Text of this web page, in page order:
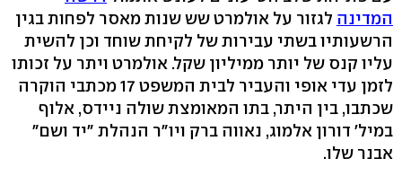
המדינה לגזור על אולמרט שש שנות מאסר לפחות בגין
הרשעותיו בשתי עבירות של לקיחת שוחד וכן להשית
עליו קנס של יותר ממיליון שקל. אולמרט ויתר על זכותו
לזמן עדי אופי והעביר לבית המשפט 17 מכתבי הוקרה
שכתבו, בין היתר, בתו המאומצת שולה ניידס, אלוף
במיל' דורון אלמוג, נאווה ברק ויו"ר הנהלת "יד ושם"
אבנר שלו.